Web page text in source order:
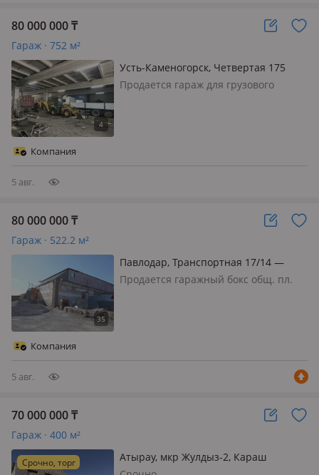
80 000 000₸
Гараж · 752 м²
Усть-Каменогорск, Четвертая 175
Продается гараж для грузового
Компания
5 авг.
80 000 000₸
Гараж · 522.2 м²
Павлодар, Транспортная 17/14 —
Большая объездная
Продается гаражный бокс общ. пл.
Компания
5 авг.
70 000 000₸
Гараж · 400 м²
Срочно, торг
Атырау, мкр Жулдыз-2, Караш